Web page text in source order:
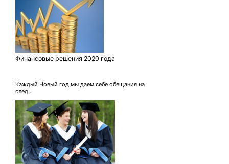
Финансовые решения 2020 года
Каждый Новый год мы даем себе обещания на
след...